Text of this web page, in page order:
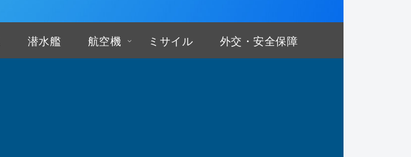
潜水艦 航空機 ミサイル 外交・安全保障